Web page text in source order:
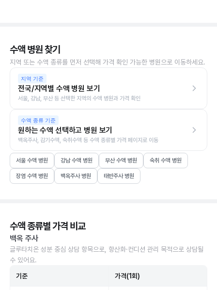
수액 병원 찾기
지역 또는 수액 종류를 먼저 선택해 가격 확인 가능한 병원으로 이동하세요.
지역 기준
전국/지역별 수액 병원 보기
서울, 강남, 부산 등 선택한 지역의 수액 병원과 가격 확인
수액 종류 기준
원하는 수액 선택하고 병원 보기
백옥주사, 감기수액, 숙취수액 등 수액 종류별 가격 페이지로 이동
서울 수액 병원 강남 수액 병원 부산 수액 병원 숙취 수액 병원
장염 수액 병원 백옥주사 병원 태반주사 병원
수액 종류별 가격 비교
백옥 주사
글루타치온 성분 중심 상담 항목으로, 항산화·컨디션 관리 목적으로 상담될
수 있어요.
기준 가격(1회)